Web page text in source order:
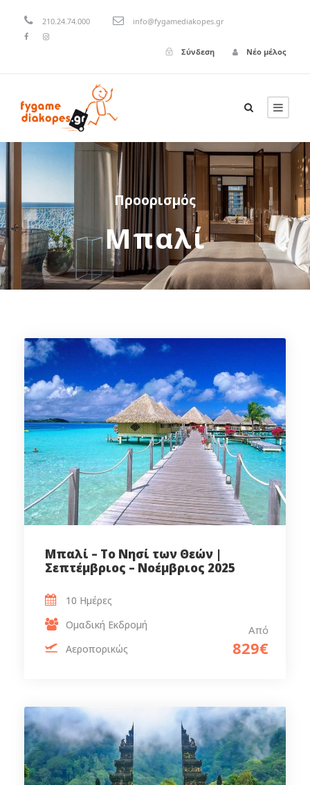
210.24.74.000 info@fygamediakopes.gr
Σύνδεση Νέο μέλος
Προορισμός
Μπαλί
Μπαλί – Το Νησί των Θεών |
Σεπτέμβριος – Νοέμβριος 2025
Από
829€
10 Ημέρες
Ομαδική Εκδρομή
Αεροπορικώς